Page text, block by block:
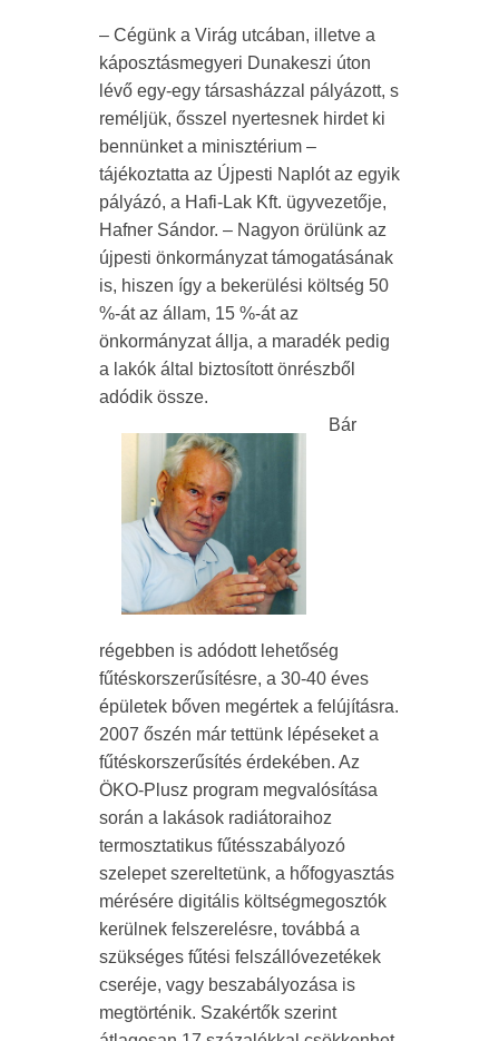
– Cégünk a Virág utcában, illetve a
káposztásmegyeri Dunakeszi úton
lévő egy-egy társasházzal pályázott, s
reméljük, ősszel nyertesnek hirdet ki
bennünket a minisztérium –
tájékoztatta az Újpesti Naplót az egyik
pályázó, a Hafi-Lak Kft. ügyvezetője,
Hafner Sándor. – Nagyon örülünk az
újpesti önkormányzat támogatásának
is, hiszen így a bekerülési költség 50
%-át az állam, 15 %-át az
önkormányzat állja, a maradék pedig
a lakók által biztosított önrészből
adódik össze.
Bár
régebben is adódott lehetőség
fűtéskorszerűsítésre, a 30-40 éves
épületek bőven megértek a felújításra.
2007 őszén már tettünk lépéseket a
fűtéskorszerűsítés érdekében. Az
ÖKO-Plusz program megvalósítása
során a lakások radiátoraihoz
termosztatikus fűtésszabályozó
szelepet szereltetünk, a hőfogyasztás
mérésére digitális költségmegosztók
kerülnek felszerelésre, továbbá a
szükséges fűtési felszállóvezetékek
cseréje, vagy beszabályozása is
megtörténik. Szakértők szerint